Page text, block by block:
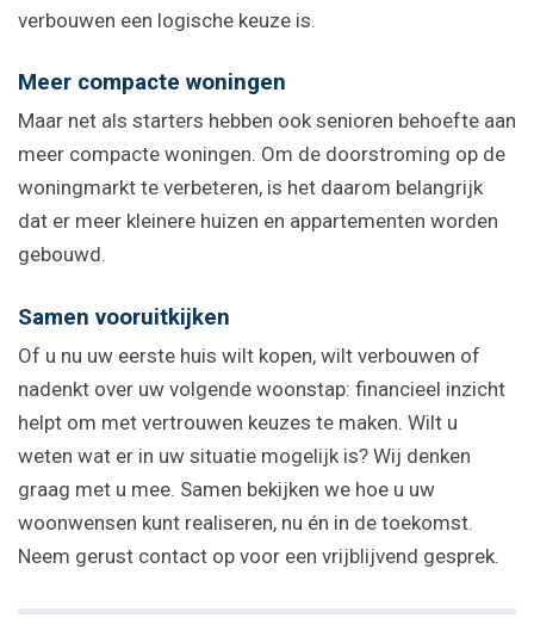
verbouwen een logische keuze is.
Meer compacte woningen
Maar net als starters hebben ook senioren behoefte aan
meer compacte woningen. Om de doorstroming op de
woningmarkt te verbeteren, is het daarom belangrijk
dat er meer kleinere huizen en appartementen worden
gebouwd.
Samen vooruitkijken
Of u nu uw eerste huis wilt kopen, wilt verbouwen of
nadenkt over uw volgende woonstap: financieel inzicht
helpt om met vertrouwen keuzes te maken. Wilt u
weten wat er in uw situatie mogelijk is? Wij denken
graag met u mee. Samen bekijken we hoe u uw
woonwensen kunt realiseren, nu én in de toekomst.
Neem gerust contact op voor een vrijblijvend gesprek.